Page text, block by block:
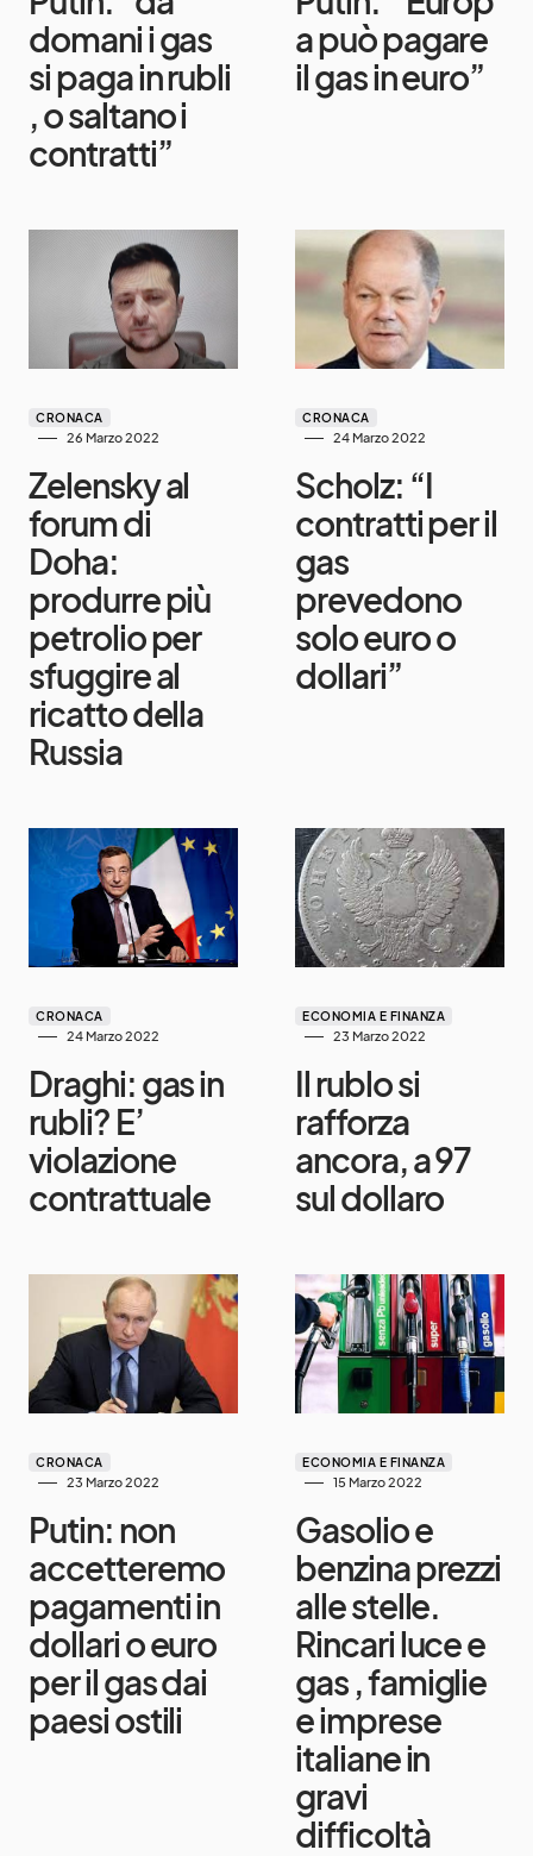
domani i gas
si paga in rubli
, o saltano i
contratti”
a può pagare
il gas in euro”
CRONACA
26 Marzo 2022
Zelensky al
forum di
Doha:
produrre più
petrolio per
sfuggire al
ricatto della
Russia
CRONACA
24 Marzo 2022
Scholz: “I
contratti per il
gas
prevedono
solo euro o
dollari”
CRONACA
24 Marzo 2022
Draghi: gas in
rubli? E’
violazione
contrattuale
ECONOMIA E FINANZA
23 Marzo 2022
Il rublo si
rafforza
ancora, a 97
sul dollaro
CRONACA
23 Marzo 2022
Putin: non
accetteremo
pagamenti in
dollari o euro
per il gas dai
paesi ostili
ECONOMIA E FINANZA
15 Marzo 2022
Gasolio e
benzina prezzi
alle stelle.
Rincari luce e
gas , famiglie
e imprese
italiane in
gravi
difficoltà